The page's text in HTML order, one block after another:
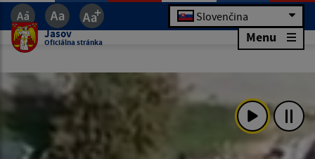
Slovenčina
Jasov
Oficiálna stránka Menu